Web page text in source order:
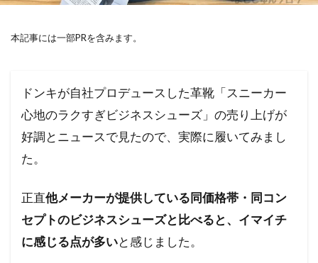
本記事には一部PRを含みます。
ドンキが自社プロデュースした革靴「スニーカー
心地のラクすぎビジネスシューズ」の売り上げが
好調とニュースで見たので、実際に履いてみまし
た。
正直他メーカーが提供している同価格帯・同コン
セプトのビジネスシューズと比べると、イマイチ
に感じる点が多いと感じました。